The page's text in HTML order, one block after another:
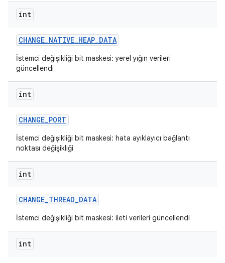
int
CHANGE_NATIVE_HEAP_DATA
İstemci değişikliği bit maskesi: yerel yığın verileri
güncellendi
int
CHANGE_PORT
İstemci değişikliği bit maskesi: hata ayıklayıcı bağlantı
noktası değişikliği
int
CHANGE_THREAD_DATA
İstemci değişikliği bit maskesi: ileti verileri güncellendi
int